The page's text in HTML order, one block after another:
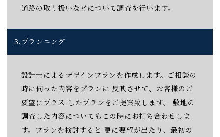
道路の取り扱いなどについて調査を行います。
3. プランニング
設計士によるデザインプランを作成します。ご相談の
時に伺った内容をプランに 反映させて、お客様のご
要望にプラス したプランをご提案致します。 敷地の
調査した内容についてもこの時にお打ち合わせしま
す。プランを検討すると 更に要望が出たり、最初の